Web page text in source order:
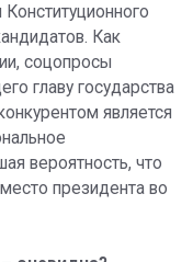
Как
соцопросы
главу государства
является
вероятность, что
президента во